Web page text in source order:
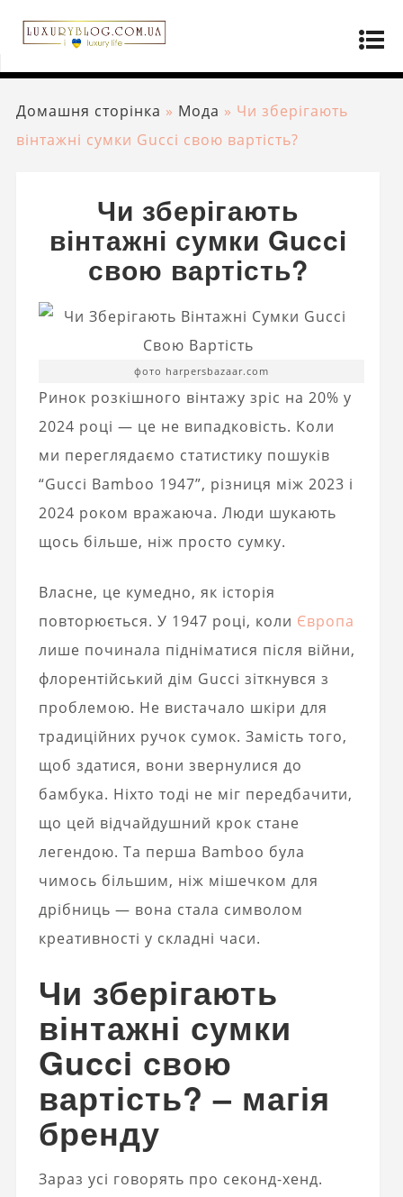
Домашня сторінка » Мода » Чи зберігають
вінтажні сумки Gucci свою вартість?
Чи зберігають
вінтажні сумки Gucci
свою вартість?
фото harpersbazaar.com
Ринок розкішного вінтажу зріс на 20% у
2024 році — це не випадковість. Коли
ми переглядаємо статистику пошуків
“Gucci Bamboo 1947”, різниця між 2023 і
2024 роком вражаюча. Люди шукають
щось більше, ніж просто сумку.
Власне, це кумедно, як історія
повторюється. У 1947 році, коли Європа
лише починала підніматися після війни,
флорентійський дім Gucci зіткнувся з
проблемою. Не вистачало шкіри для
традиційних ручок сумок. Замість того,
щоб здатися, вони звернулися до
бамбука. Ніхто тоді не міг передбачити,
що цей відчайдушний крок стане
легендою. Та перша Bamboo була
чимось більшим, ніж мішечком для
дрібниць — вона стала символом
креативності у складні часи.
Чи зберігають
вінтажні сумки
Gucci свою
вартість? – магія
бренду
Зараз усі говорять про секонд-хенд.